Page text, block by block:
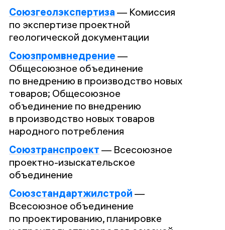
Союзгеолэкспертиза — Комиссия
по экспертизе проектной
геологической документации
Союзпромвнедрение —
Общесоюзное объединение
по внедрению в производство новых
товаров; Общесоюзное
объединение по внедрению
в производство новых товаров
народного потребления
Союзтранспроект — Всесоюзное
проектно-изыскательское
объединение
Союзстандартжилстрой —
Всесоюзное объединение
по проектированию, планировке